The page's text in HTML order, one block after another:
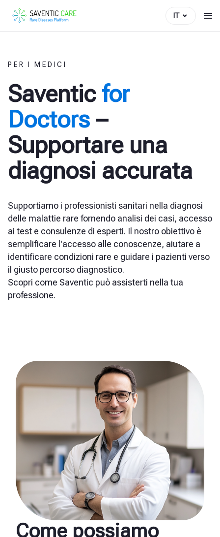
IT
PER I MEDICI
Saventicfor
Doctors –
Supportare una
diagnosi accurata
Supportiamo i professionisti sanitari nella diagnosi
delle malattie rare fornendo analisi dei casi, accesso
ai test e consulenze di esperti. Il nostro obiettivo è
semplificare l'accesso alle conoscenze, aiutare a
identificare condizioni rare e guidare i pazienti verso
il giusto percorso diagnostico.
Scopri come Saventic può assisterti nella tua
professione.
Come possiamo